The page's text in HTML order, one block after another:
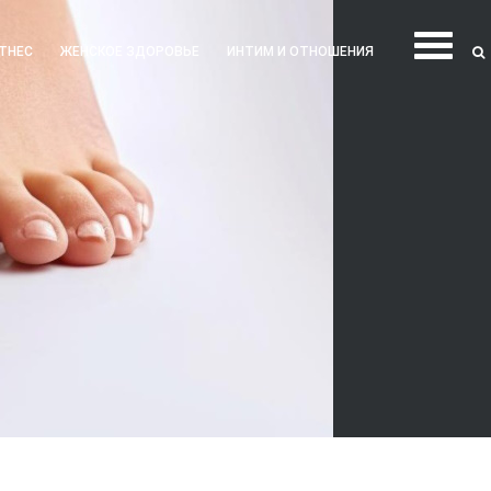
ЖЕНСКОЕ ЗДОРОВЬЕ ИНТИМ И ОТНОШЕНИЯ